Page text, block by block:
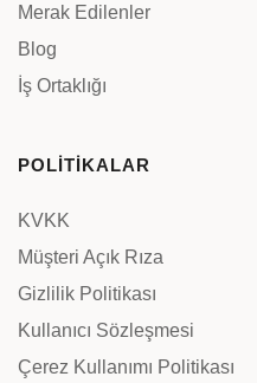
Merak Edilenler
Blog
İş Ortaklığı
POLİTİKALAR
KVKK
Müşteri Açık Rıza
Gizlilik Politikası
Kullanıcı Sözleşmesi
Çerez Kullanımı Politikası